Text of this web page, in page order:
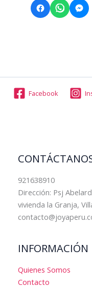
Facebook
921638910
Dirección: Psj
vivienda la Granja,
INFORMACIÓN
Quienes Somos
Contacto